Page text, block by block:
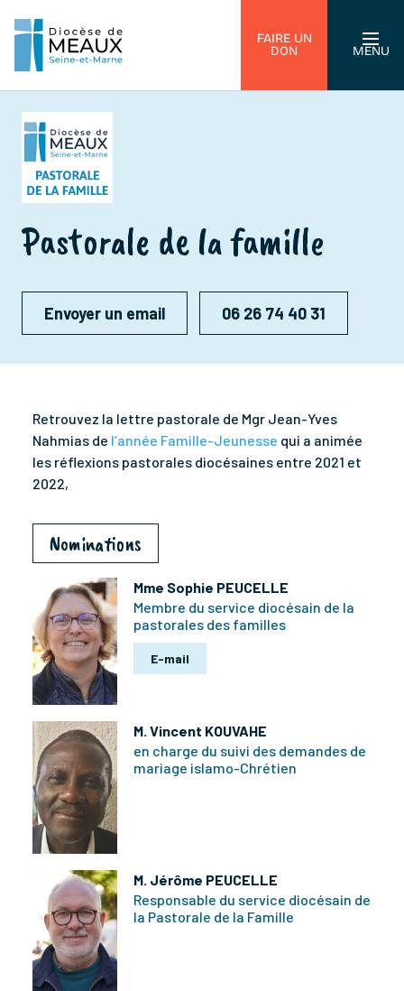
FAIRE UN
DON
MENU
Pastorale de la famille
Envoyer un email 06 26 74 40 31
Retrouvez la lettre pastorale de Mgr Jean-Yves
Nahmias de l’année Famille-Jeunesse qui a animée
les réflexions pastorales diocésaines entre 2021 et
2022,
Nominations
Mme Sophie PEUCELLE
Membre du service diocésain de la
pastorales des familles
E-mail
M. Vincent KOUVAHE
en charge du suivi des demandes de
mariage islamo-Chrétien
M. Jérôme PEUCELLE
Responsable du service diocésain de
la Pastorale de la Famille